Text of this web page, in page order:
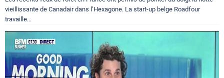
vieillissante de Canadair dans l’Hexagone. La start-up belge Roadfour
travaille...